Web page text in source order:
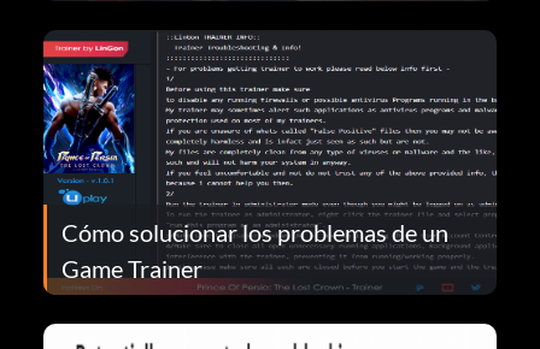
Cómo solucionar los problemas de un
Game Trainer